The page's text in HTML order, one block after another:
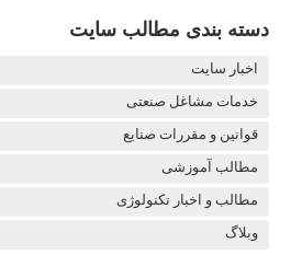
دسته بندی مطالب سایت
اخبار سایت
خدمات مشاغل صنعتی
قوانین و مقررات صنایع
مطالب آموزشی
مطالب و اخبار تکنولوژی
وبلاگ